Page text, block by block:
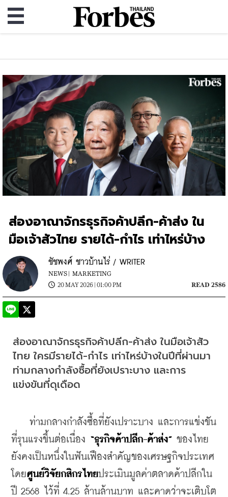
ส่องอาณาจักรธุรกิจค้าปลีก-ค้าส่ง ใน
มือเจ้าสัวไทย รายได้-กำไร เท่าไหร่บ้าง
ชัชพงศ์ ชาวบ้านไร่ / WRITER
NEWS | MARKETING
20 MAY 2026 | 01:00 PM
READ 2586
ส่องอาณาจักรธุรกิจค้าปลีก-ค้าส่ง ในมือเจ้าสัว
ไทย ใครมีรายได้-กำไร เท่าไหร่บ้างในปีที่ผ่านมา
ท่ามกลางกำลังซื้อที่ยังเปราะบาง และการ
แข่งขันที่ดุเดือด
ท่ามกลางกำลังซื้อที่ยังเปราะบาง และการแข่งขัน
ที่รุนแรงขึ้นต่อเนื่อง “ธุรกิจค้าปลีก-ค้าส่ง” ของไทย
ยังคงเป็นหนึ่งในฟันเฟืองสำคัญของเศรษฐกิจประเทศ
โดยศูนย์วิจัยกสิกรไทยประเมินมูลค่าตลาดค้าปลีกใน
ปี 2568 ไว้ที่ 4.25 ล้านล้านบาท และคาดว่าจะเติบโต